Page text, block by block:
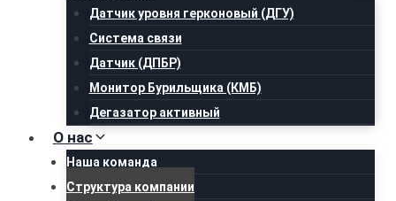
Датчик уровня герконовый (ДГУ)
Система связи
Датчик (ДПБР)
Монитор Бурильщика (КМБ)
Дегазатор активный
О нас
Наша команда
Структура компании